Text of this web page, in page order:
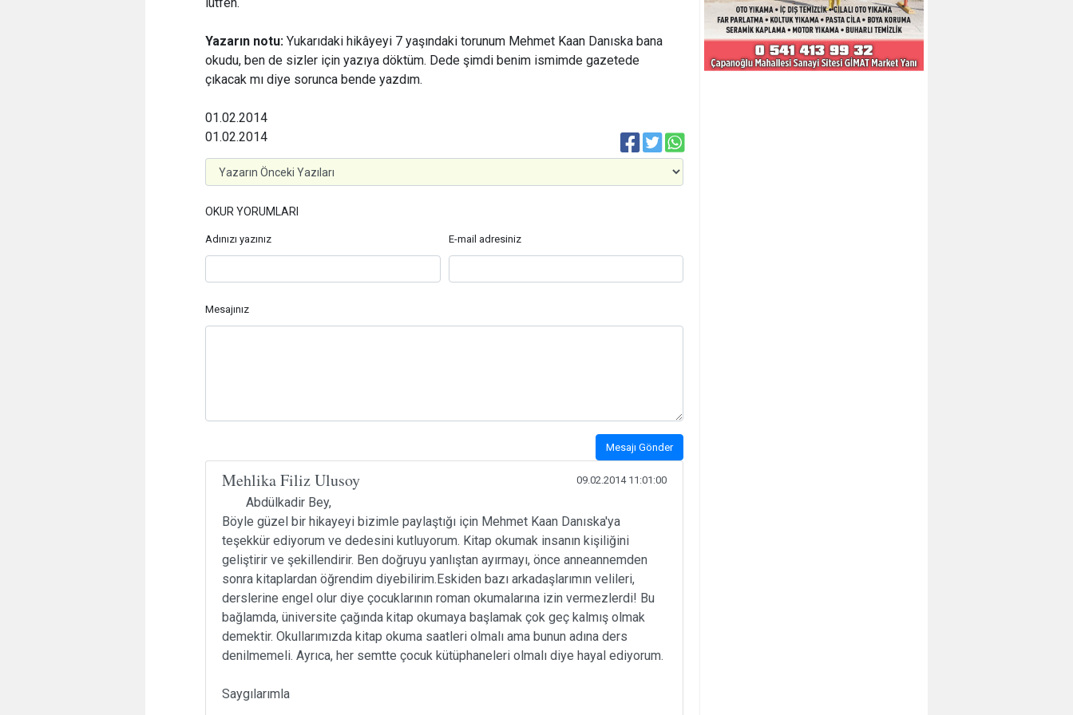
Yazarın notu: Yukarıdaki hikâyeyi 7 yaşındaki torunum Mehmet Kaan Danıska bana
okudu, ben de sizler için yazıya döktüm. Dede şimdi benim ismimde gazetede
çıkacak mı diye sorunca bende yazdım.
01.02.2014
01.02.2014
OKUR YORUMLARI
Adınızı yazınız E-mail adresiniz
Mesajınız
Mesajı Gönder
Mehlika Filiz Ulusoy 09.02.2014 11:01:00
Abdülkadir Bey,
Böyle güzel bir hikayeyi bizimle paylaştığı için Mehmet Kaan Danıska'ya
teşekkür ediyorum ve dedesini kutluyorum. Kitap okumak insanın kişiliğini
geliştirir ve şekillendirir. Ben doğruyu yanlıştan ayırmayı, önce anneannemden
sonra kitaplardan öğrendim diyebilirim.Eskiden bazı arkadaşlarımın velileri,
derslerine engel olur diye çocuklarının roman okumalarına izin vermezlerdi! Bu
bağlamda, üniversite çağında kitap okumaya başlamak çok geç kalmış olmak
demektir. Okullarımızda kitap okuma saatleri olmalı ama bunun adına ders
denilmemeli. Ayrıca, her semtte çocuk kütüphaneleri olmalı diye hayal ediyorum.
Saygılarımla